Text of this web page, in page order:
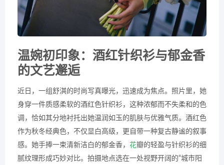
温婉初印象：酒红针织衫与郁金香
的文艺邂逅
近日，一组舒淇的时尚写真曝光，迅速成为焦点。照片里，她
身穿一件质感柔软的酒红色针织衫，这种浓郁而不失柔和的色
调，恰如其分地衬托出她温润如玉的肌肤与优雅气质。酒红色
作为秋冬经典色，不仅显白高级，更自带一种复古静谧的叙事
感。她手捧一束清新洁白的郁金香， 花瓣的轻盈与针织衫的细
腻纹理形成巧妙对比。拍摄地点选在一处视野开阔的“城市阳